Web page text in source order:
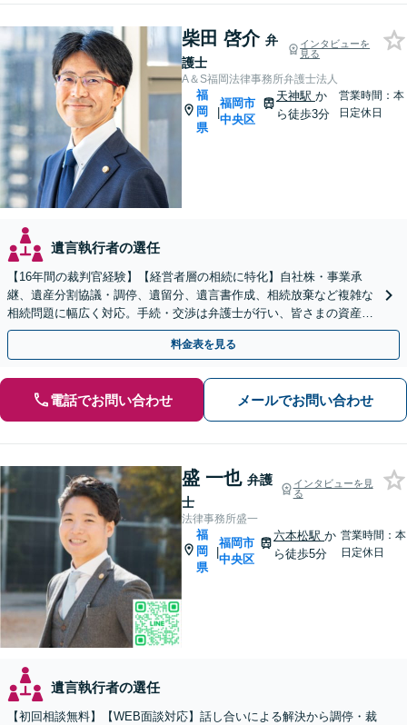
柴田 啓介 弁
護士
インタビューを
見る
A＆S福岡法律事務所弁護士法人
福
岡
県
|
福岡市
中央区
天神駅 か
ら徒歩3分
営業時間：本
日定休日
遺言執行者の選任
【16年間の裁判官経験】【経営者層の相続に特化】自社株・事業承
継、遺産分割協議・調停、遺留分、遺言書作成、相続放棄など複雑な
相続問題に幅広く対応。手続・交渉は弁護士が行い、皆さまの資産と
会社、ご家族の安心を守ります。
料金表を見る
電話でお問い合わせ メールでお問い合わせ
盛 一也 弁護
士
インタビューを見
る
法律事務所盛一
福
岡
県
|
福岡市
中央区
六本松駅か
ら徒歩5分
営業時間：本
日定休日
遺言執行者の選任
【初回相談無料】【WEB面談対応】話し合いによる解決から調停・裁